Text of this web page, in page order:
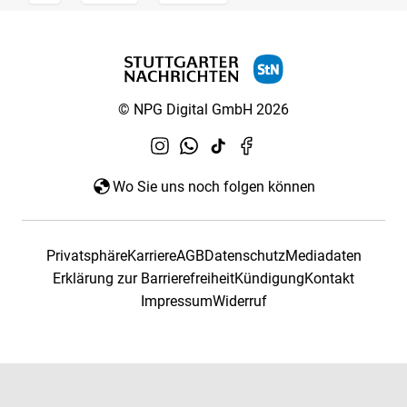
© NPG Digital GmbH 2026
Wo Sie uns noch folgen können
PrivatsphäreKarriereAGBDatenschutzMediadaten
Erklärung zur BarrierefreiheitKündigungKontakt
ImpressumWiderruf